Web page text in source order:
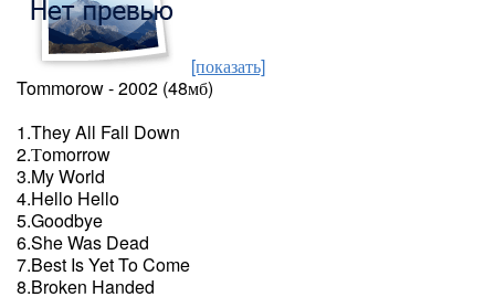
[показать]
Tommorow - 2002 (48мб)
1.They All Fall Down
2.Тomorrow
3.My World
4.Hello Hello
5.Goodbye
6.She Was Dead
7.Best Is Yet To Come
8.Broken Handed